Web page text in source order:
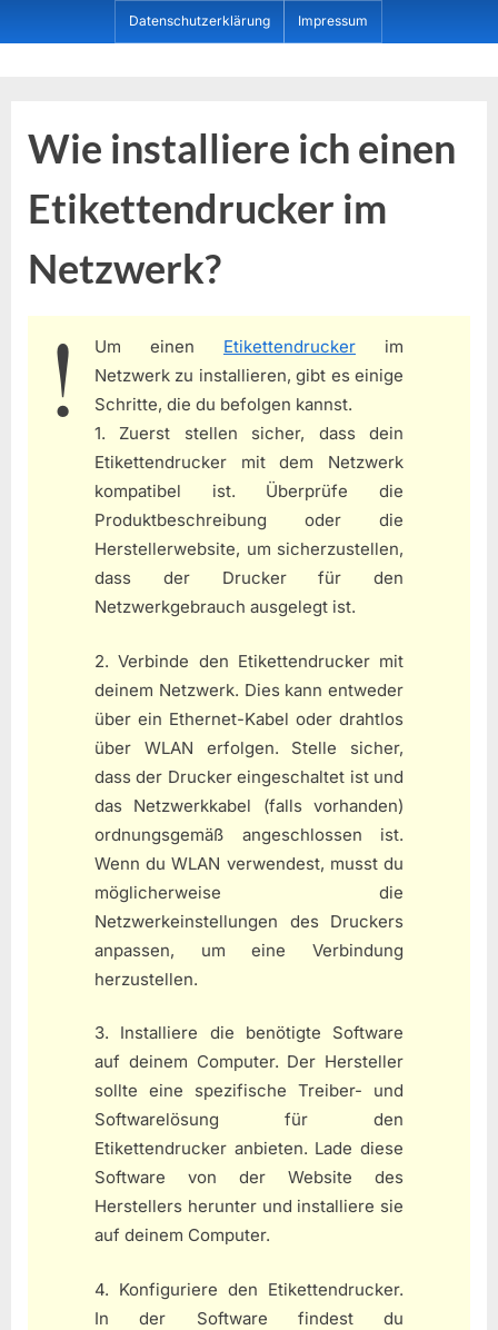
to
Datenschutzerklärung Impressum
Wie installiere ich einen
Etikettendrucker im
Netzwerk?
Um einen Etikettendrucker im
Netzwerk zu installieren, gibt es einige
Schritte, die du befolgen kannst.
1. Zuerst stellen sicher, dass dein
Etikettendrucker mit dem Netzwerk
kompatibel ist. Überprüfe die
Produktbeschreibung oder die
Herstellerwebsite, um sicherzustellen,
dass der Drucker für den
Netzwerkgebrauch ausgelegt ist.
2. Verbinde den Etikettendrucker mit
deinem Netzwerk. Dies kann entweder
über ein Ethernet-Kabel oder drahtlos
über WLAN erfolgen. Stelle sicher,
dass der Drucker eingeschaltet ist und
das Netzwerkkabel (falls vorhanden)
ordnungsgemäß angeschlossen ist.
Wenn du WLAN verwendest, musst du
möglicherweise die
Netzwerkeinstellungen des Druckers
anpassen, um eine Verbindung
herzustellen.
3. Installiere die benötigte Software
auf deinem Computer. Der Hersteller
sollte eine spezifische Treiber- und
Softwarelösung für den
Etikettendrucker anbieten. Lade diese
Software von der Website des
Herstellers herunter und installiere sie
auf deinem Computer.
4. Konfiguriere den Etikettendrucker.
In der Software findest du